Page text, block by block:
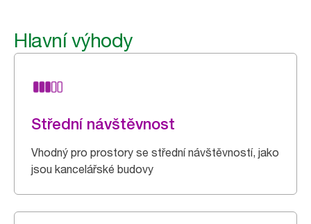
Hlavní výhody
Střední návštěvnost
Vhodný pro prostory se střední návštěvností, jako
jsou kancelářské budovy